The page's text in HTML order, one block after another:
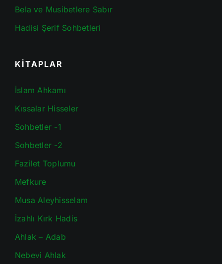
Bela ve Musibetlere Sabır
Hadisi Şerif Sohbetleri
KİTAPLAR
İslam Ahkamı
Kıssalar Hisseler
Sohbetler -1
Sohbetler -2
Fazilet Toplumu
Mefkure
Musa Aleyhisselam
İzahlı Kırk Hadis
Ahlak – Adab
Nebevi Ahlak